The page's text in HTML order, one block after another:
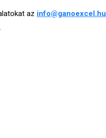
az info@ganoexcel.hu